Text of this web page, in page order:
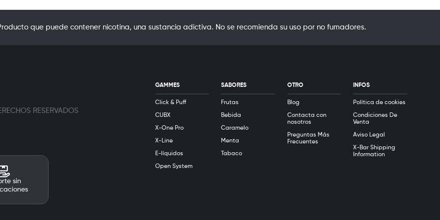
que puede contener nicotina, una sustancia adictiva. No se recomienda su uso por no fumadores.
RESERVADOS
sin
GAMMES
Click & Puff
CUBX
X-One Pro
X-Line
E-líquidos
Open System
SABORES
Frutas
Bebida
Caramelo
Menta
Tabaco
OTRO
Blog
Contacta con
nosotros
Preguntas Más
Frecuentes
INFOS
Política de cookies
Condiciones De
Venta
Aviso Legal
X-Bar Shipping
Information